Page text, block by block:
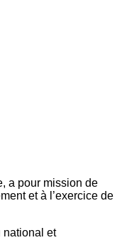
a pour mission de
et à l’exercice de
national et